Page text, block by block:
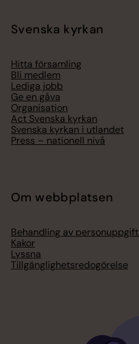
Svenska kyrkan
Hitta församling
Bli medlem
Lediga jobb
Ge en gåva
Organisation
Act Svenska kyrkan
Svenska kyrkan i utlandet
Press – nationell nivå
Om webbplatsen
Behandling av
Kakor
Lyssna
Tillgänglighetsredogörelse